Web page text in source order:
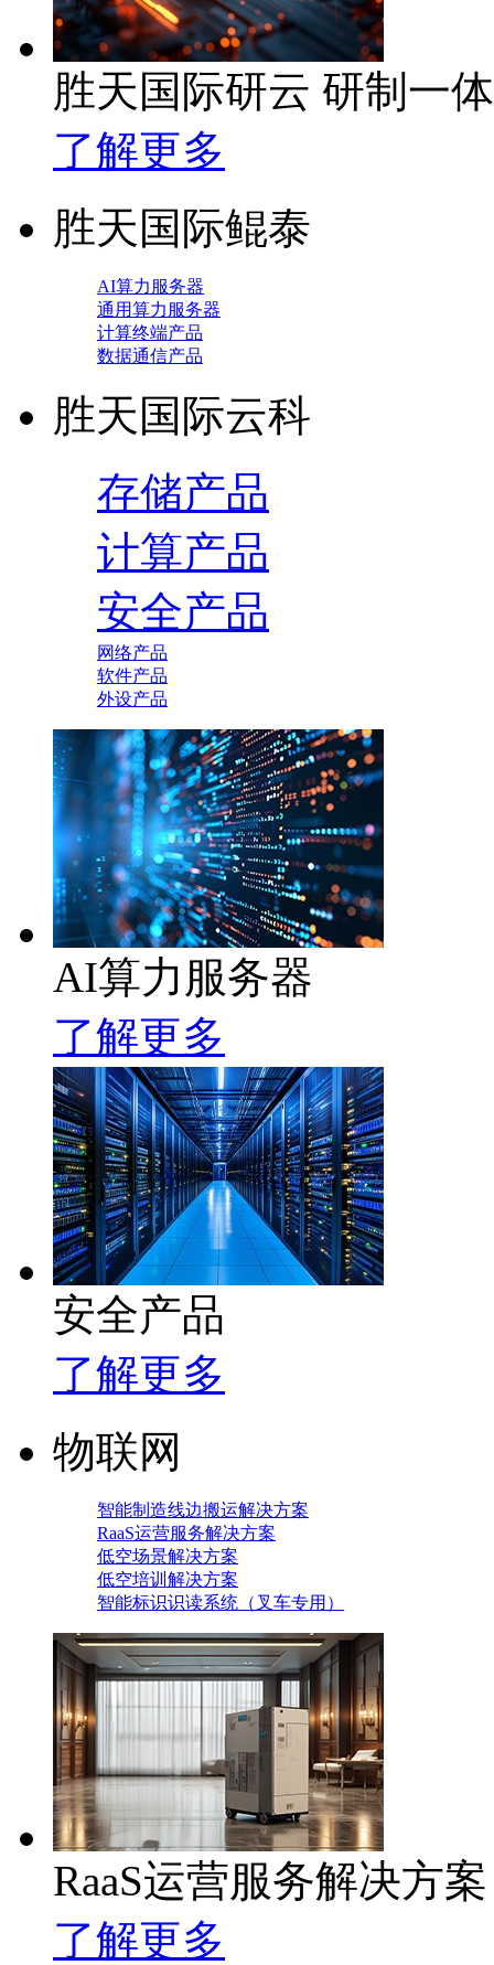
胜天国际研云 研制一
了解更多
胜天国际鲲泰
AI算力服务器
通用算力服务器
计算终端产品
数据通信产品
胜天国际云科
存储产品
计算产品
安全产品
网络产品
软件产品
外设产品
AI算力服务器
了解更多
安全产品
了解更多
物联网
智能制造线边搬运解决方案
RaaS运营服务解决方案
低空场景解决方案
低空培训解决方案
智能标识识读系统（叉车专用）
RaaS运营服务解决方案
了解更多